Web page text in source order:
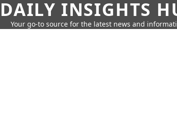
DAILY INSIGHTS
Your go-to source for the latest news and